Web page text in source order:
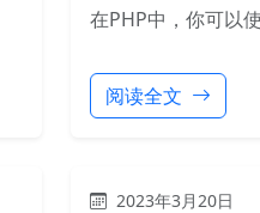
在PHP中，你可以
阅读全文
2023年3月20日